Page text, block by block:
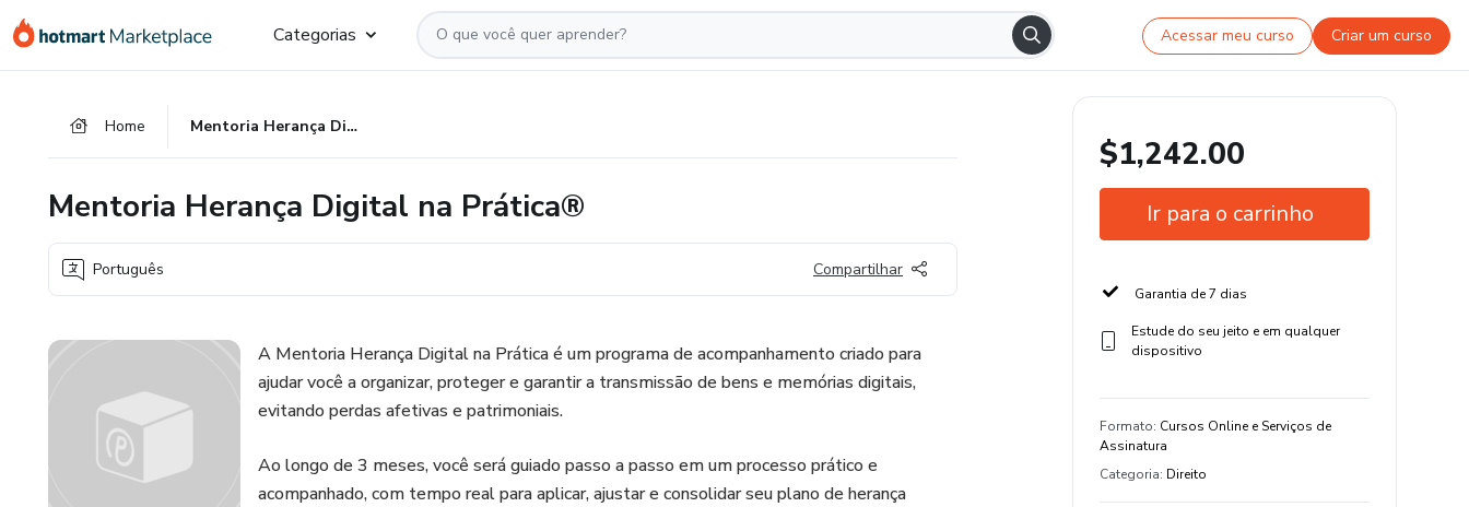
para
para
para
Categorias Acessar meu curso Criar um curso
Home Mentoria Herança Digital na Prática®
Mentoria Herança Digital na Prática®
Português Compartilhar
A Mentoria Herança Digital na Prática é um programa de acompanhamento criado para
ajudar você a organizar, proteger e garantir a transmissão de bens e memórias digitais,
evitando perdas afetivas e patrimoniais.
Ao longo de 3 meses, você será guiado passo a passo em um processo prático e
acompanhado, com tempo real para aplicar, ajustar e consolidar seu plano de herança
$1,242.00
Ir para o carrinho
Garantia de 7 dias
Estude do seu jeito e em qualquer
dispositivo
Formato: Cursos Online e Serviços de
Assinatura
Categoria: Direito